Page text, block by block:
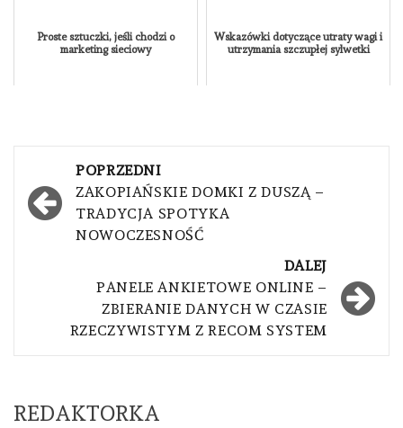
Proste sztuczki, jeśli chodzi o
marketing sieciowy
Wskazówki dotyczące utraty wagi i
utrzymania szczupłej sylwetki
Nawigacja
wpisu
POPRZEDNI
ZAKOPIAŃSKIE DOMKI Z DUSZĄ –
TRADYCJA SPOTYKA
NOWOCZESNOŚĆ
DALEJ
PANELE ANKIETOWE ONLINE –
ZBIERANIE DANYCH W CZASIE
RZECZYWISTYM Z RECOM SYSTEM
REDAKTORKA